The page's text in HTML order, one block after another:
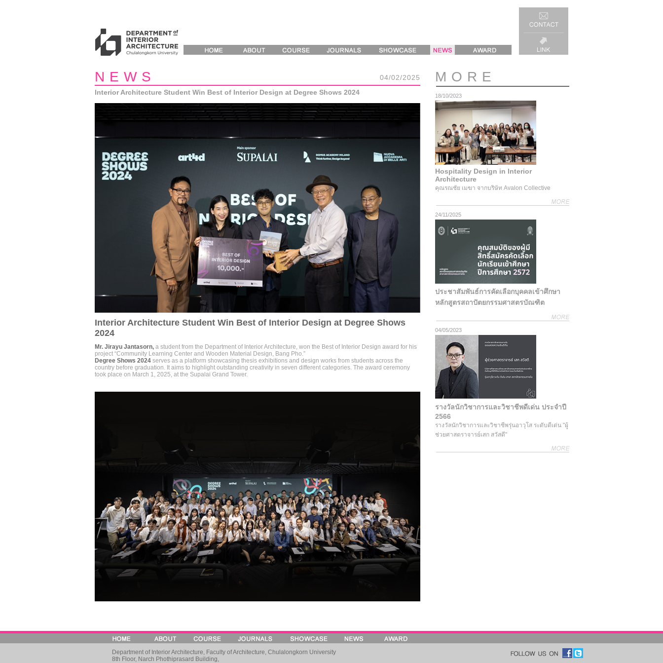
NEWS
04/02/2025
Interior Architecture Student Win Best of Interior Design at Degree Shows 2024
Interior Architecture Student Win Best of Interior Design at Degree Shows
2024
Mr. Jirayu Jantasorn, a student from the Department of Interior Architecture, won the Best of Interior Design award for his
project “Community Learning Center and Wooden Material Design, Bang Pho.”
Degree Shows 2024 serves as a platform showcasing thesis exhibitions and design works from students across the
country before graduation. It aims to highlight outstanding creativity in seven different categories. The award ceremony
took place on March 1, 2025, at the Supalai Grand Tower.
MORE
18/10/2023
Hospitality Design in Interior
Architecture
คุณรณชัย เมฆา จากบริษัท Avalon Collective
24/11/2025
ประชาสัมพันธ์การคัดเลือกบุคคลเข้าศึกษา
หลักสูตรสถาปัตยกรรมศาสตรบัณฑิต
04/05/2023
รางวัลนักวิชาการและวิชาชีพดีเด่น ประจำปี
2566
รางวัลนักวิชาการและวิชาชีพรุ่นอาวุโส ระดับดีเด่น "ผู้
ช่วยศาสตราจารย์เสก สวัสดี"
Department of Interior Architecture, Faculty of Architecture, Chulalongkorn University
8th Floor, Narch Phothiprasard Building,